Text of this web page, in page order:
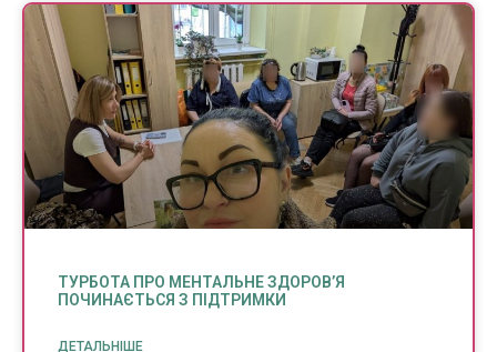
ТУРБОТА ПРО МЕНТАЛЬНЕ ЗДОРОВ’Я
ПОЧИНАЄТЬСЯ З ПІДТРИМКИ
ДЕТАЛЬНІШЕ